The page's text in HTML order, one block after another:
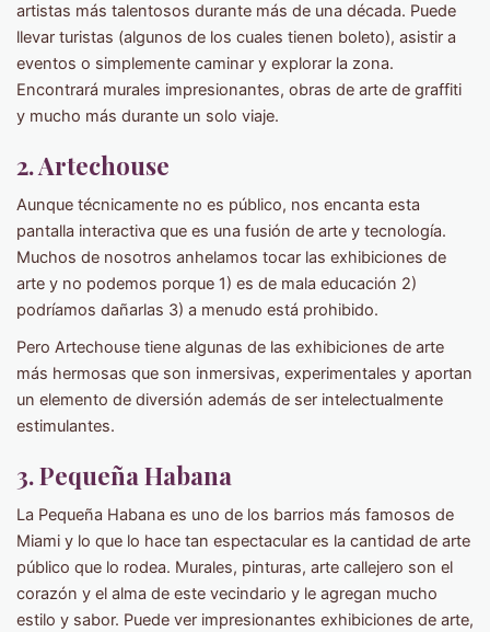
artistas más talentosos durante más de una década. Puede
llevar turistas (algunos de los cuales tienen boleto), asistir a
eventos o simplemente caminar y explorar la zona.
Encontrará murales impresionantes, obras de arte de graffiti
y mucho más durante un solo viaje.
2. Artechouse
Aunque técnicamente no es público, nos encanta esta
pantalla interactiva que es una fusión de arte y tecnología.
Muchos de nosotros anhelamos tocar las exhibiciones de
arte y no podemos porque 1) es de mala educación 2)
podríamos dañarlas 3) a menudo está prohibido.
Pero Artechouse tiene algunas de las exhibiciones de arte
más hermosas que son inmersivas, experimentales y aportan
un elemento de diversión además de ser intelectualmente
estimulantes.
3. Pequeña Habana
La Pequeña Habana es uno de los barrios más famosos de
Miami y lo que lo hace tan espectacular es la cantidad de arte
público que lo rodea. Murales, pinturas, arte callejero son el
corazón y el alma de este vecindario y le agregan mucho
estilo y sabor. Puede ver impresionantes exhibiciones de arte,